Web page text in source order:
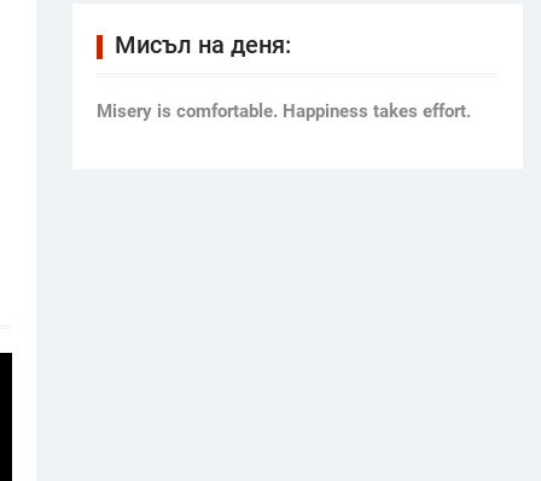
Мисъл на деня:
Мisery is comfortable. Happiness takes effort.